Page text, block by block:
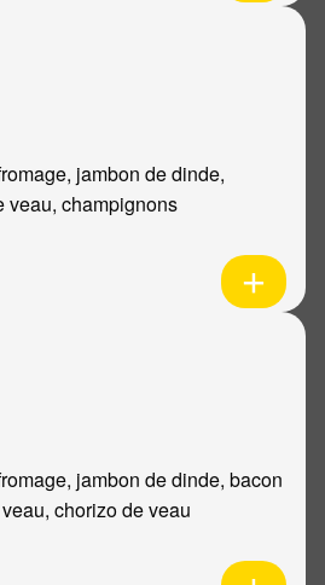
jambon de dinde,
veau, champignons
jambon de dinde, bacon
chorizo de veau